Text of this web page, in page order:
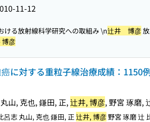
11-12
ける放射線科学研究への取組み \n辻井 博彦
博彦
に対する重粒子線治療成績：1150
山, 克也, 鎌田, 正,辻井, 博彦, 野宮 琢磨,
呂志 丸山, 克也 鎌田, 正辻井, 博彦野宮 琢磨 辻